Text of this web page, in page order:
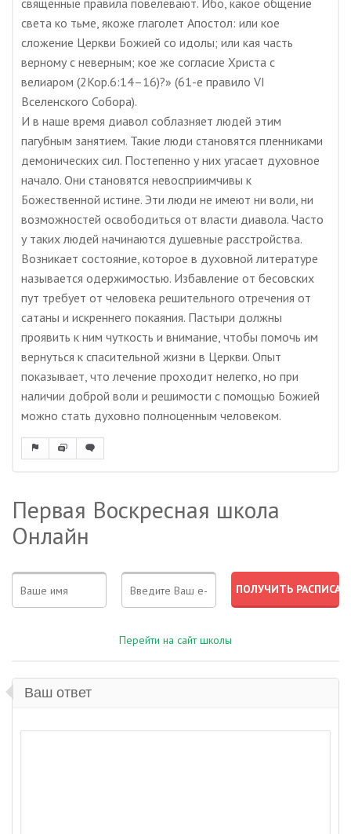
священные правила повелевают. Ибо, какое общение
света ко тьме, якоже глаголет Апостол: или кое
сложение Церкви Божией со идолы; или кая часть
верному с неверным; кое же согласие Христа с
велиаром (2Кор.6:14–16)?» (61-е правило VI
Вселенского Собора).
И в наше время диавол соблазняет людей этим
пагубным занятием. Такие люди становятся пленниками
демонических сил. Постепенно у них угасает духовное
начало. Они становятся невосприимчивы к
Божественной истине. Эти люди не имеют ни воли, ни
возможностей освободиться от власти диавола. Часто
у таких людей начинаются душевные расстройства.
Возникает состояние, которое в духовной литературе
называется одержимостью. Избавление от бесовских
пут требует от человека решительного отречения от
сатаны и искреннего покаяния. Пастыри должны
проявить к ним чуткость и внимание, чтобы помочь им
вернуться к спасительной жизни в Церкви. Опыт
показывает, что лечение проходит нелегко, но при
наличии доброй воли и решимости с помощью Божией
можно стать духовно полноценным человеком.
Первая Воскресная школа
Онлайн
Перейти на сайт школы
Ваш ответ